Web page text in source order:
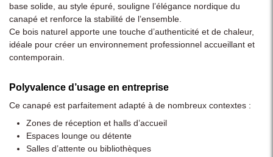
base solide, au style épuré, souligne l’élégance nordique du
canapé et renforce la stabilité de l’ensemble.
Ce bois naturel apporte une touche d’authenticité et de chaleur,
idéale pour créer un environnement professionnel accueillant et
contemporain.
Polyvalence d’usage en entreprise
Ce canapé est parfaitement adapté à de nombreux contextes :
Zones de réception et halls d’accueil
Espaces lounge ou détente
Salles d’attente ou bibliothèques